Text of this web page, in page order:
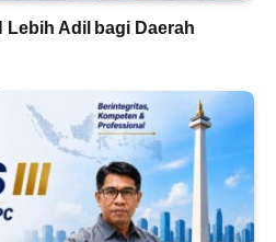
Lebih Adil bagi Daerah